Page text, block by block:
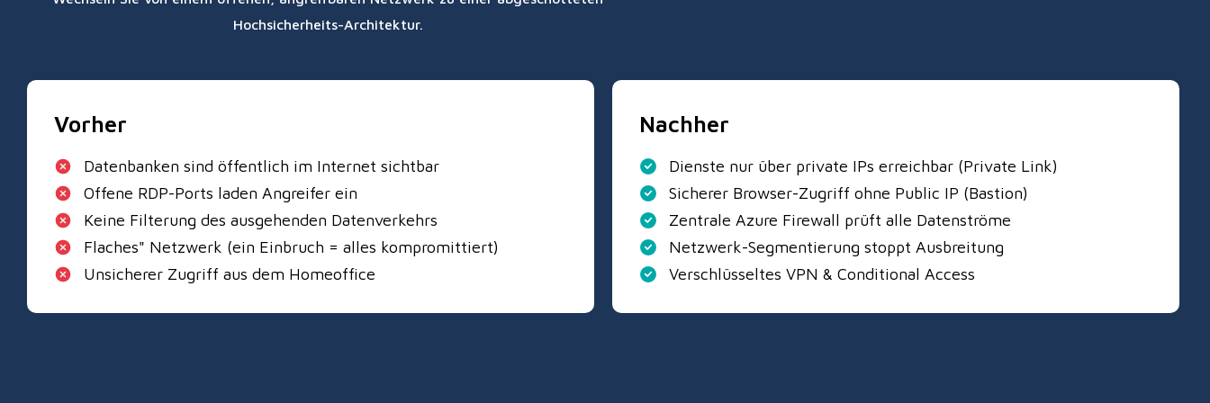
Hochsicherheits-Architektur.
Vorher
Datenbanken sind öffentlich im Internet sichtbar
Offene RDP-Ports laden Angreifer ein
Keine Filterung des ausgehenden Datenverkehrs
Flaches" Netzwerk (ein Einbruch = alles kompromittiert)
Unsicherer Zugriff aus dem Homeoffice
Nachher
Dienste nur über private IPs erreichbar (Private Link)
Sicherer Browser-Zugriff ohne Public IP (Bastion)
Zentrale Azure Firewall prüft alle Datenströme
Netzwerk-Segmentierung stoppt Ausbreitung
Verschlüsseltes VPN & Conditional Access